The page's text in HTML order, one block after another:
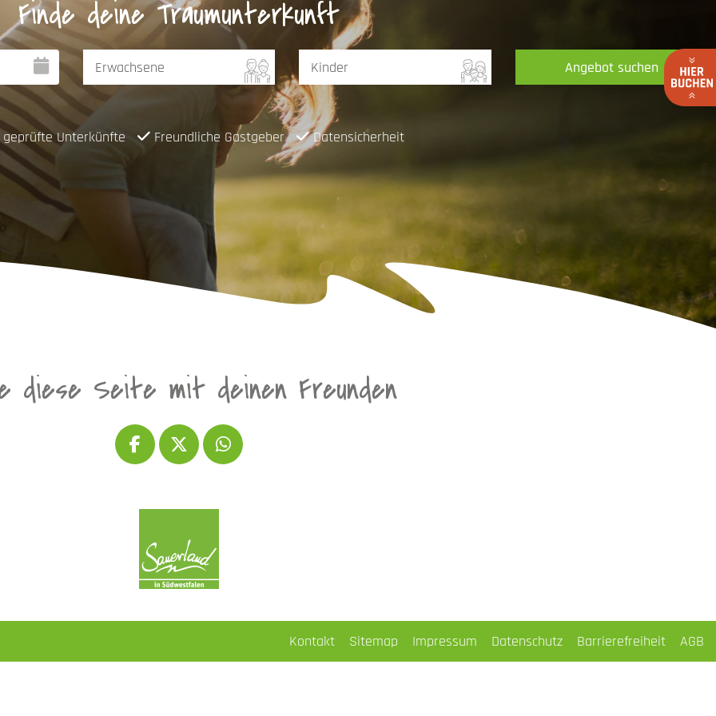
Finde deine Traumunterkunft
Angebot suchen
Unterkünfte Freundliche Gastgeber Datensicherheit
diese Seite mit deinen Freunden
Kontakt Sitemap Impressum Datenschutz Barrierefreiheit AGB